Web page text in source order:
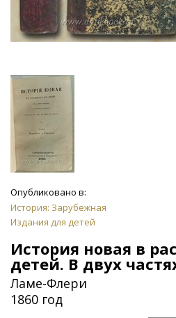
Опубликовано в:
История: Зарубежная
Издания для детей
История новая в
детей. В двух
Ламе-Флери
1860 год